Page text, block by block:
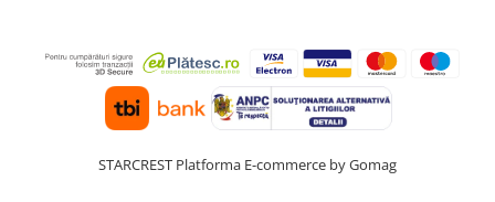
STARCREST Platforma E-commerce by Gomag